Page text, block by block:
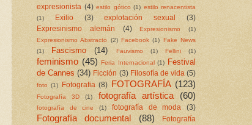
expresionista (4) estilo gótico (1) estilo renacentista
(1)
Exilio (3) explotación sexual
(3)
Expresinismo alemán
(4) Expresionismo
(1)
Expresionismo Abstracto
(2) Facebook (1) Fake News
(1)
Fascismo (14) Fauvismo (1) Fellini (1)
feminismo (45) Feria Internacional (1) Festival
de Cannes (34) Ficción (3) Filosofía de vida (5)
foto (1) Fotografia (8) FOTOGRAFÍA (123)
Fotografía 3D (1) fotografía artística (60)
fotografía de cine (1) fotografía de moda (3)
Fotografía documental (88)
Fotografía